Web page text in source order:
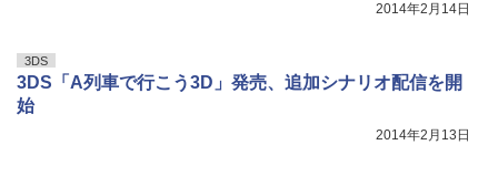
2014年2月14日
3DS
3DS「A列車で行こう3D」発売、追加シナリオ配信を開
始
2014年2月13日